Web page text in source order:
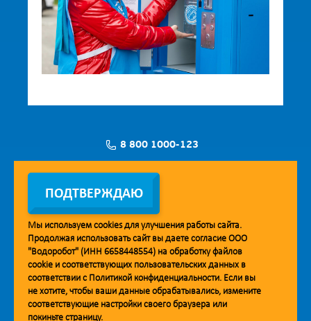
8 800 1000-123
Заявка на установку
Мобильное приложение Vodorobot
ПОДТВЕРЖДАЮ
Мы используем cookiesдля улучшения работы сайта.
Продолжая использовать сайт вы даете согласие ООО
"Водоробот" (ИНН 6658448554) на обработку файлов
cookie и соответствующих пользовательских данных в
соответствии с Политикой конфиденциальности. Если вы
не хотите, чтобы ваши данные обрабатывались, измените
соответствующие настройки своего браузера или
покиньте страницу.